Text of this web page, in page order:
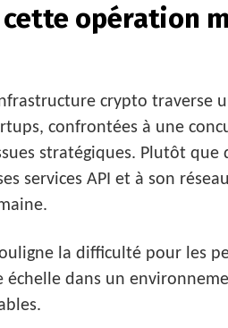
cette opération
crypto traverse
confrontées à une
stratégiques. Plutôt
services API et à son
la difficulté pour les
échelle dans un